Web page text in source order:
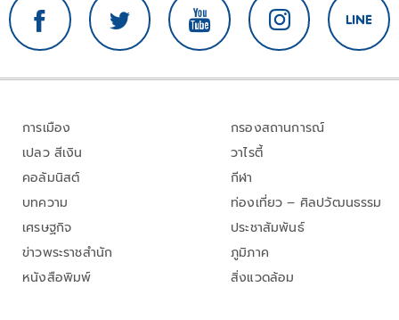
การเมือง
เปลว สีเงิน
คอลัมนิสต์
บทความ
เศรษฐกิจ
ข่าวพระราชสำนัก
หนังสือพิมพ์
กรองสถานการณ์
วาไรตี้
กีฬา
ท่องเที่ยว – ศิลปวัฒนธรรม
ประชาสัมพันธ์
ภูมิภาค
สิ่งแวดล้อม